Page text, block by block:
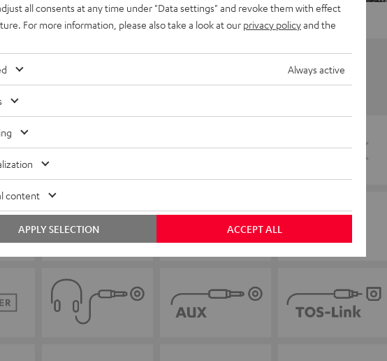
all consents at any time under "Data settings" and revoke them with effect
For more information, please also take a look at our privacy policyand the
Always active
content
ACCEPT ALL
APPLY SELECTION